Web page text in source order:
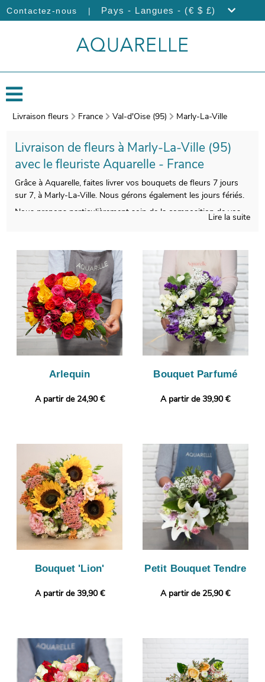
Contactez-nous | Pays - Langues - (€ $ £)
Livraison fleurs France Val-d'Oise (95) Marly-La-Ville
Livraison de fleurs à Marly-La-Ville (95)
avec le fleuriste Aquarelle - France
Grâce à Aquarelle, faites livrer vos bouquets de fleurs 7 jours
sur 7, à Marly-La-Ville. Nous gérons également les jours fériés.
Nous prenons particulièrement soin de la composition de vos
florale, avec un contenant spécifique, puis viendra la prise d’une
photo de l’ensemble. Cette image vous est ensuite envoyée par
e-mail afin que vous puissiez vérifier votre bouquet de fleurs.
C’est alors qu’aura lieu sa livraison à Marly-La-Ville. Notre petit
plus ? Gratuitement et en quelques clics, votre commande
pourra être personnalisée avec un message ou une photo.
Lire la suite
Arlequin
A partir de 24,90 €
Bouquet Parfumé
A partir de 39,90 €
Bouquet 'Lion'
A partir de 39,90 €
Petit Bouquet Tendre
A partir de 25,90 €